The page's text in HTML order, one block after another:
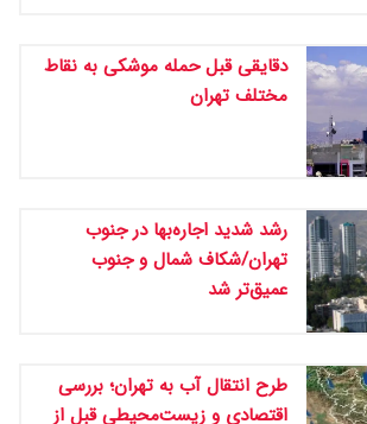
دقایقی قبل حمله موشکی به نقاط
مختلف تهران
رشد شدید اجاره‌بها در جنوب
تهران/شکاف شمال و جنوب
عمیق‌تر شد
طرح انتقال آب به تهران؛ بررسی
اقتصادی و زیست‌محیطی قبل از